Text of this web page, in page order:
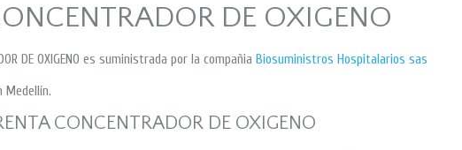
DE OXIGENO
DE OXIGENO es suministrada por la compañia Biosuministros Hospitalarios sas
Medellín.
CONCENTRADOR DE OXIGENO